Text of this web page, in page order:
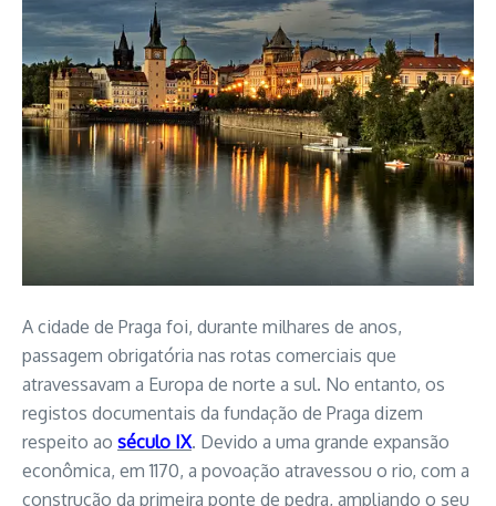
A cidade de Praga foi, durante milhares de anos,
passagem obrigatória nas rotas comerciais que
atravessavam a Europa de norte a sul. No entanto, os
registos documentais da fundação de Praga dizem
respeito ao século IX. Devido a uma grande expansão
econômica, em 1170, a povoação atravessou o rio, com a
construção da primeira ponte de pedra, ampliando o seu